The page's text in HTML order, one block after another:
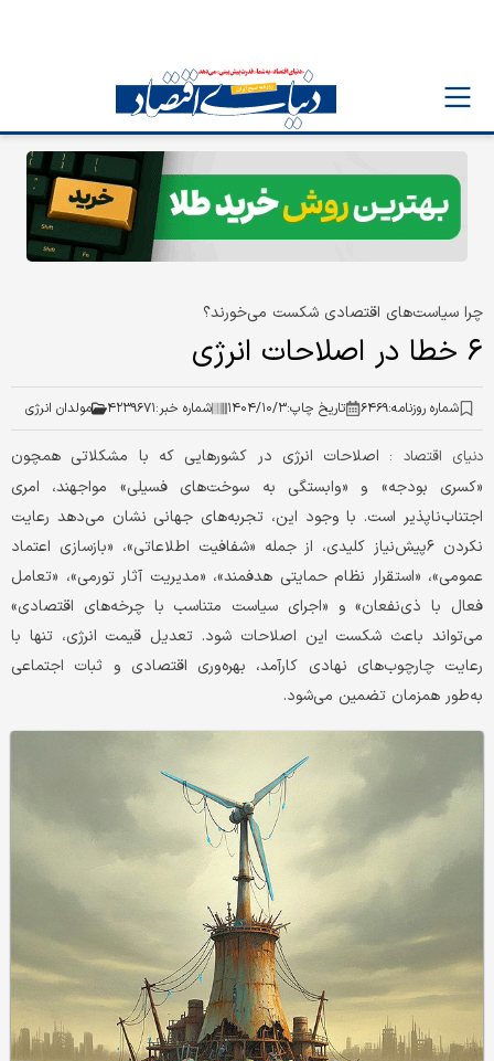
چرا سیاست‌های اقتصادی شکست می‌خورند؟
۶ خطا در اصلاحات انرژی
شماره روزنامه:۶۴۶۹ تاریخ چاپ:۱۴۰۴/۱۰/۳ شماره خبر:۴۲۳۹۶۷۱ مولدان انرژی
دنیای اقتصاد : اصلاحات انرژی در کشورهایی که با مشکلاتی همچون
«کسری بودجه»‌ و «وابستگی به سوخت‌های فسیلی» مواجهند، امری
اجتناب‌ناپذیر است. با وجود این، تجربه‌های جهانی نشان می‌دهد رعایت
نکردن ۶پیش‌نیاز کلیدی، از جمله «شفافیت اطلاعاتی»، «بازسازی اعتماد
عمومی»، «استقرار نظام‌ حمایتی هدفمند»، «مدیریت آثار تورمی»، «تعامل
فعال با ذی‌نفعان» و «اجرای سیاست متناسب با چرخه‌های اقتصادی»
می‌تواند باعث شکست این اصلاحات شود. تعدیل قیمت انرژی، تنها با
رعایت چارچوب‌های نهادی کارآمد، بهره‌وری اقتصادی و ثبات اجتماعی
به‌طور همزمان تضمین می‌شود.